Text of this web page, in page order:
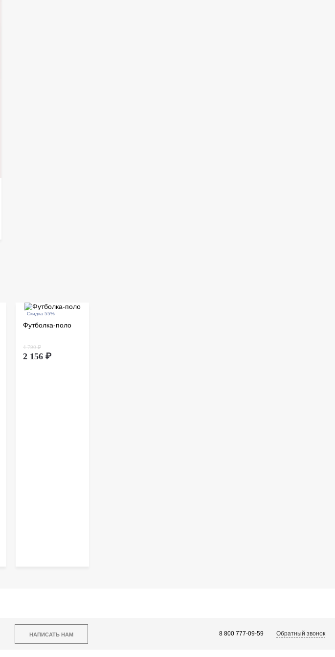
Скидка 55%
Футболка-поло
4 790 ₽
2 156 ₽
НАПИСАТЬ НАМ 8 800 777-09-59 Обратный звонок